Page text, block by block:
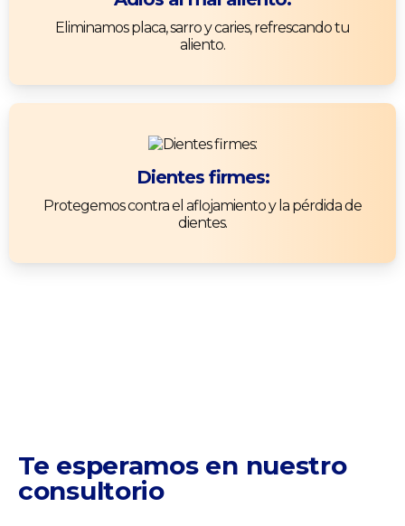
Eliminamos placa, sarro y caries, refrescando tu
aliento.
Dientes firmes:
Protegemos contra el aflojamiento y la pérdida de
dientes.
Te esperamos en nuestro
consultorio